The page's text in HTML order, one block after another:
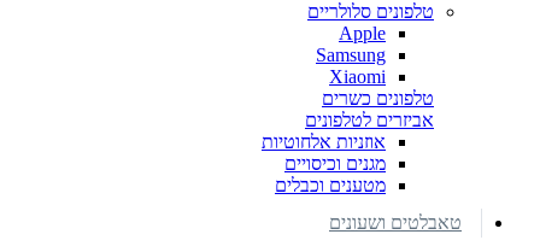
טלפונים סלולריים
Apple
Samsung
Xiaomi
טלפונים כשרים
אביזרים לטלפונים
אוזניות אלחוטיות
מגנים וכיסויים
מטענים וכבלים
טאבלטים ושעונים